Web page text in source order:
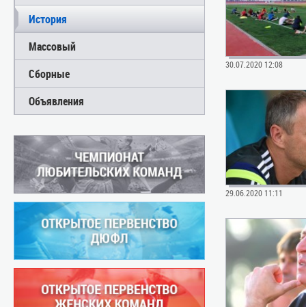
История
Массовый
Сборные
Объявления
30.07.2020 12:08
29.06.2020 11:11